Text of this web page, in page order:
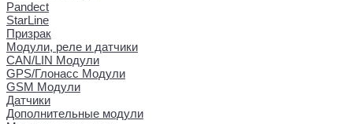
Pandect
StarLine
Призрак
Модули, реле и датчики
CAN/LIN Модули
GPS/Глонасс Модули
GSM Модули
Датчики
Дополнительные модули